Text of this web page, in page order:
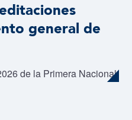
general de
de la Primera Nacional